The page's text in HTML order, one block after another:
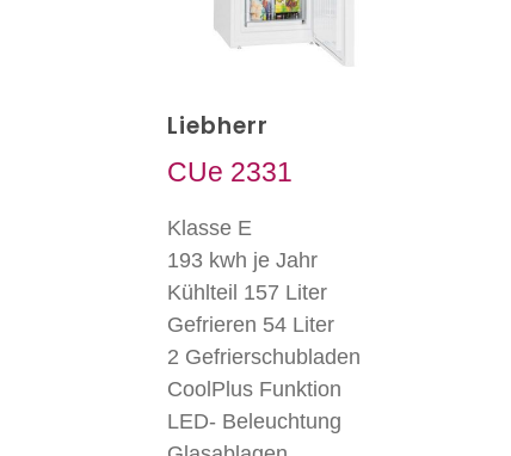
Liebherr
CUe 2331
Klasse E
193 kwh je Jahr
Kühlteil 157 Liter
Gefrieren 54 Liter
2 Gefrierschubladen
CoolPlus Funktion
LED- Beleuchtung